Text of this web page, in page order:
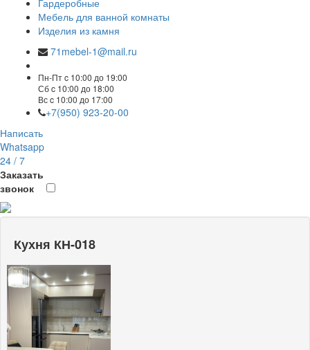
Гардеробные
Мебель для ванной комнаты
Изделия из камня
71mebel-1@mail.ru
Пн-Пт c 10:00 до 19:00
Сб c 10:00 до 18:00
Вс c 10:00 до 17:00
+7(950) 923-20-00
Написать
Whatsapp
24 / 7
Заказать
звонок
Кухня КН-018